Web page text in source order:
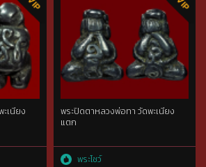
เนียง
พระปิดตาหลวงพ่อทา วัดพะเนียง
แตก
พระโชว์